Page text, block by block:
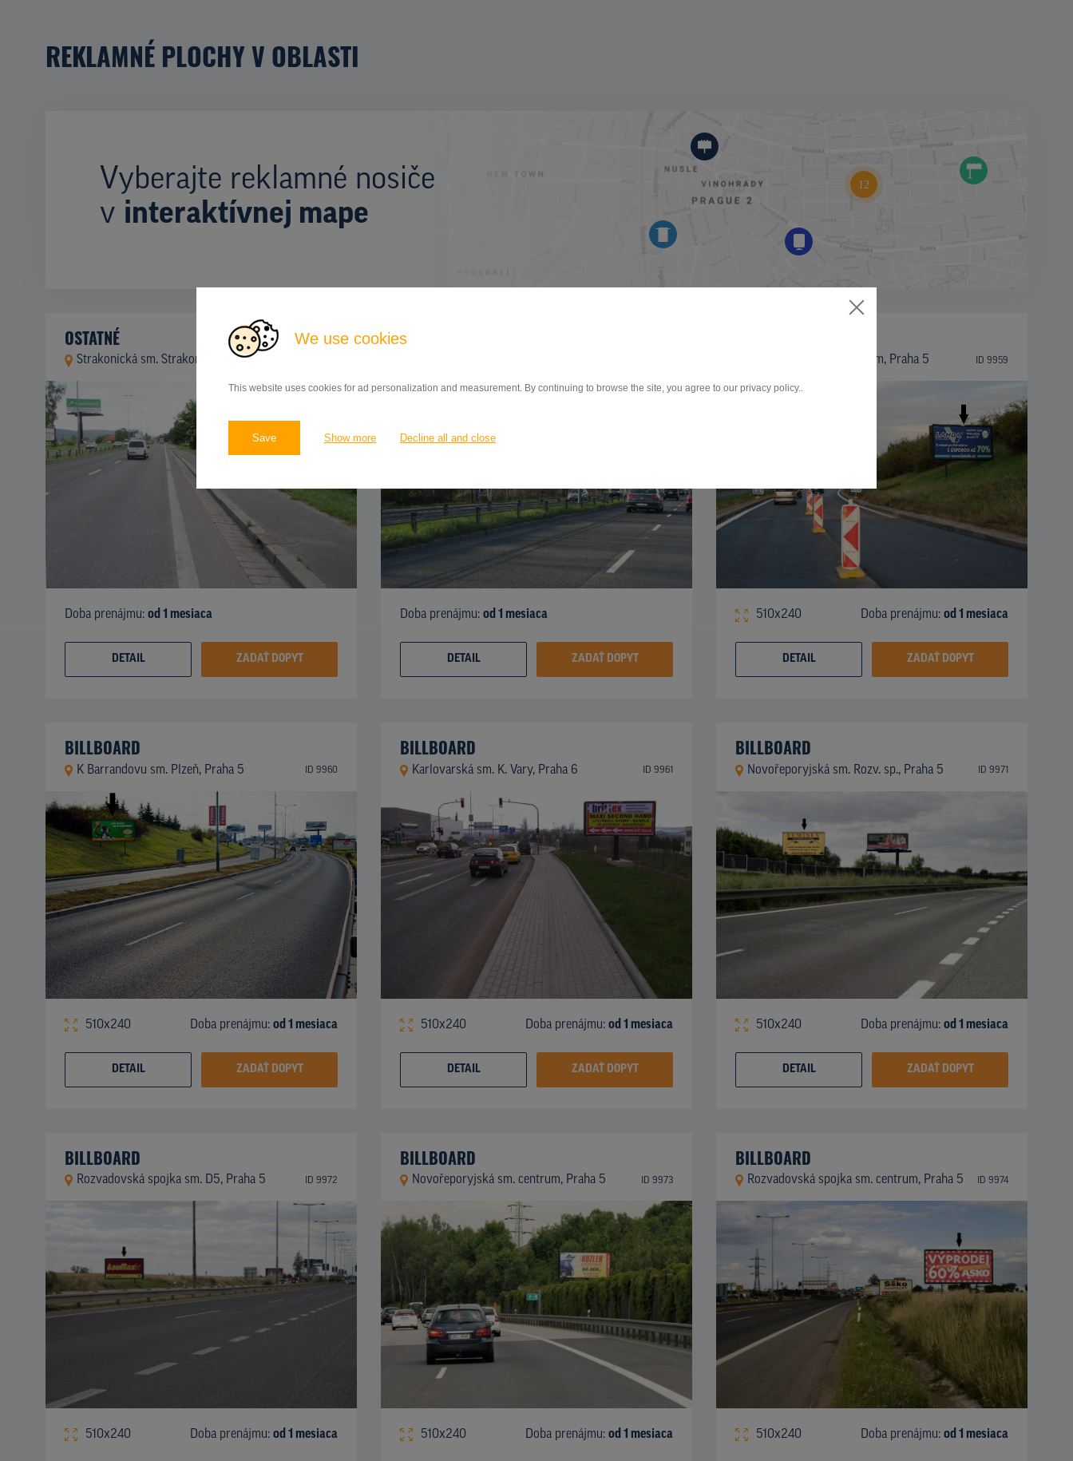
We use cookies
This website uses cookies for ad personalization and measurement. By continuing to browse the site, you agree to our privacy policy..
Save Show more Decline all and close
REKLAMNÉ PLOCHY V OBLASTI
Vyberajte reklamné nosiče
v interaktívnej mape
OSTATNÉ
Strakonická sm. Strakonice, Praha 5
Doba prenájmu: od 1 mesiaca
DETAIL ZADAŤ DOPYT
OSTATNÉ
Doba prenájmu: od 1 mesiaca
DETAIL ZADAŤ DOPYT
K Barrandovu sm. centrum, Praha 5 ID 9959
510x240 Doba prenájmu: od 1 mesiaca
DETAIL ZADAŤ DOPYT
BILLBOARD
K Barrandovu sm. Plzeň, Praha 5 ID 9960
510x240 Doba prenájmu: od 1 mesiaca
DETAIL ZADAŤ DOPYT
BILLBOARD
Karlovarská sm. K. Vary, Praha 6 ID 9961
510x240 Doba prenájmu: od 1 mesiaca
DETAIL ZADAŤ DOPYT
BILLBOARD
Novořeporyjská sm. Rozv. sp., Praha 5 ID 9971
510x240 Doba prenájmu: od 1 mesiaca
DETAIL ZADAŤ DOPYT
BILLBOARD
Rozvadovská spojka sm. D5, Praha 5 ID 9972
510x240 Doba prenájmu: od 1 mesiaca
BILLBOARD
Novořeporyjská sm. centrum, Praha 5 ID 9973
510x240 Doba prenájmu: od 1 mesiaca
BILLBOARD
Rozvadovská spojka sm. centrum, Praha 5 ID 9974
510x240 Doba prenájmu: od 1 mesiaca